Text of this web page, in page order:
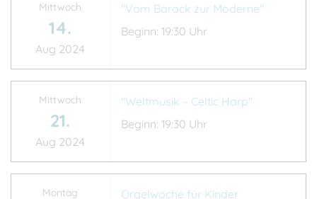
Mittwoch
14.
Aug 2024
"Vom Barock zur Moderne"
Beginn: 19:30 Uhr
Mittwoch
21.
Aug 2024
"Weltmusik – Celtic Harp"
Beginn: 19:30 Uhr
Montag
Orgelwoche für Kinder